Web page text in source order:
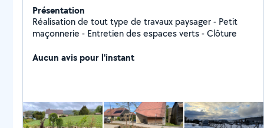
Présentation
Réalisation de tout type de travaux paysager - Petit
maçonnerie - Entretien des espaces verts - Clôture
Aucun avis pour l'instant